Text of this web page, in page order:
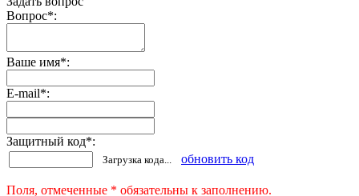
Вопрос*:
Ваше имя*:
E-mail*:
Защитный код*:
Загрузка кода... обновить код
Поля, отмеченные * обязательны к заполнению.